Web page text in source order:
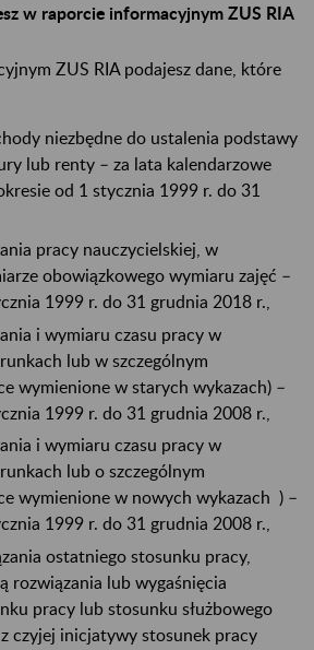
w raporcie informacyjnym ZUS RIA
ZUS RIA podajesz dane, które
niezbędne do ustalenia podstawy
lub renty – za lata kalendarzowe
od 1 stycznia 1999 r. do 31
pracy nauczycielskiej, w
obowiązkowego wymiaru zajęć –
1999 r. do 31 grudnia 2018 r.,
i wymiaru czasu pracy w
lub w szczególnym
wymienione w starych wykazach) –
1999 r. do 31 grudnia 2008 r.,
i wymiaru czasu pracy w
lub o szczególnym
wymienione w nowych wykazach ) –
1999 r. do 31 grudnia 2008 r.,
ostatniego stosunku pracy,
rozwiązania lub wygaśnięcia
pracy lub stosunku służbowego
czyjej inicjatywy stosunek pracy